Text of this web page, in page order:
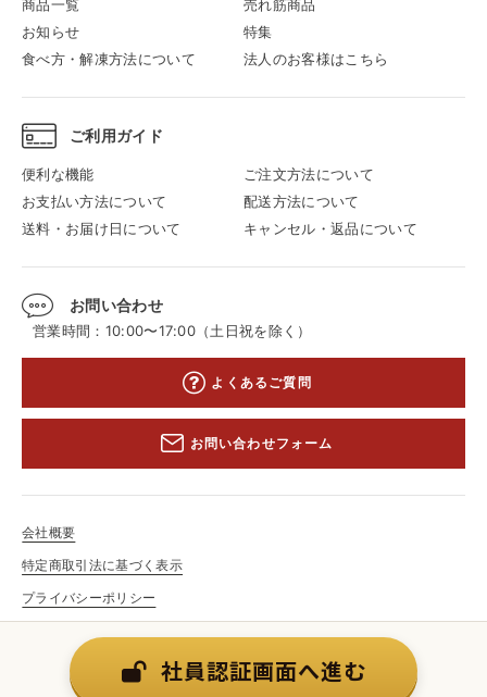
社員認証画面へ進む
商品一覧
売れ筋商品
お知らせ
特集
食べ方・解凍方法について
法人のお客様はこちら
ご利用ガイド
便利な機能
ご注文方法について
お支払い方法について
配送方法について
送料・お届け日について
キャンセル・返品について
お問い合わせ
営業時間：10:00〜17:00（土日祝を除く）
よくあるご質問
お問い合わせフォーム
会社概要
特定商取引法に基づく表示
プライバシーポリシー